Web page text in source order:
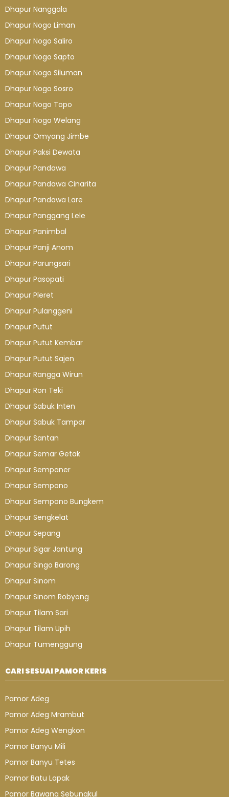
Dhapur Nanggala
Dhapur Nogo Liman
Dhapur Nogo Saliro
Dhapur Nogo Sapto
Dhapur Nogo Siluman
Dhapur Nogo Sosro
Dhapur Nogo Topo
Dhapur Nogo Welang
Dhapur Omyang Jimbe
Dhapur Paksi Dewata
Dhapur Pandawa
Dhapur Pandawa Cinarita
Dhapur Pandawa Lare
Dhapur Panggang Lele
Dhapur Panimbal
Dhapur Panji Anom
Dhapur Parungsari
Dhapur Pasopati
Dhapur Pleret
Dhapur Pulanggeni
Dhapur Putut
Dhapur Putut Kembar
Dhapur Putut Sajen
Dhapur Rangga Wirun
Dhapur Ron Teki
Dhapur Sabuk Inten
Dhapur Sabuk Tampar
Dhapur Santan
Dhapur Semar Getak
Dhapur Sempaner
Dhapur Sempono
Dhapur Sempono Bungkem
Dhapur Sengkelat
Dhapur Sepang
Dhapur Sigar Jantung
Dhapur Singo Barong
Dhapur Sinom
Dhapur Sinom Robyong
Dhapur Tilam Sari
Dhapur Tilam Upih
Dhapur Tumenggung
CARI SESUAI PAMOR KERIS
Pamor Adeg
Pamor Adeg Mrambut
Pamor Adeg Wengkon
Pamor Banyu Mili
Pamor Banyu Tetes
Pamor Batu Lapak
Pamor Bawang Sebungkul